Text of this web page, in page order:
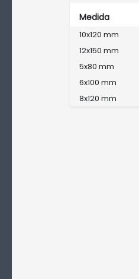
Medida
10x120 mm
12x150 mm
5x80 mm
6x100 mm
8x120 mm